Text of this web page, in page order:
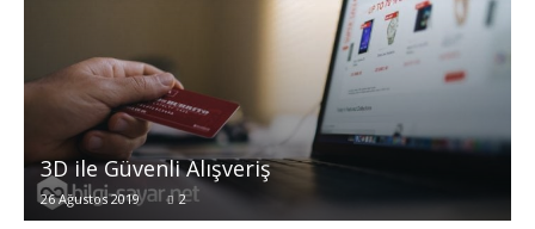
3D ile Güvenli Alışveriş
26 Ağustos 2019 2